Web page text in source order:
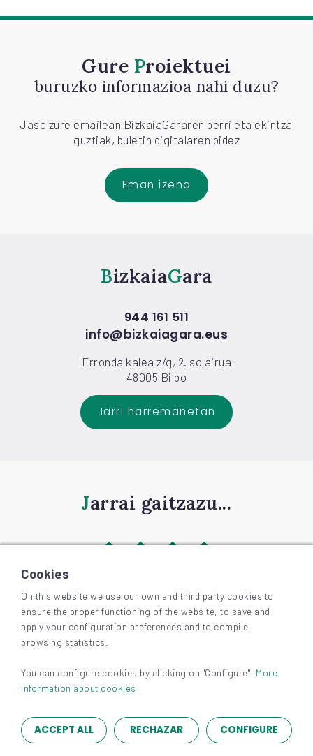
Gure Proiektuei
buruzko informazioa nahi duzu?
Jaso zure emailean BizkaiaGararen berri eta ekintza
guztiak, buletin digitalaren bidez
Eman izena
Bizkaia Gara
944 161 511
info@bizkaiagara.eus
Erronda kalea z/g, 2. solairua
48005 Bilbo
Jarri harremanetan
Jarrai gaitzazu...
©2026 BIZKAIAGARA
Irisgarritasuna
Lege-oharra eta pribatutasuna
Cookies
On this website we use our own and third party cookies to
ensure the proper functioning of the website, to save and
apply your configuration preferences and to compile
browsing statistics.
You can configure cookies by clicking on "Configure". More
information about cookies
ACCEPT ALL RECHAZAR CONFIGURE